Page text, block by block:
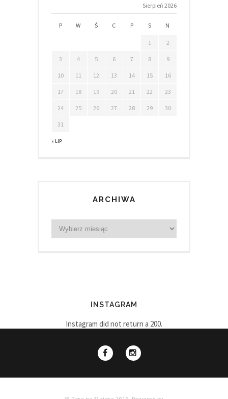
Sierpień 2026
P W Ś C P S N
« LIP
1 2
3 4 5 6 7 8 9
10 11 12 13 14 15 16
17 18 19 20 21 22 23
24 25 26 27 28 29 30
31
ARCHIWA
INSTAGRAM
Instagram did not return a 200.